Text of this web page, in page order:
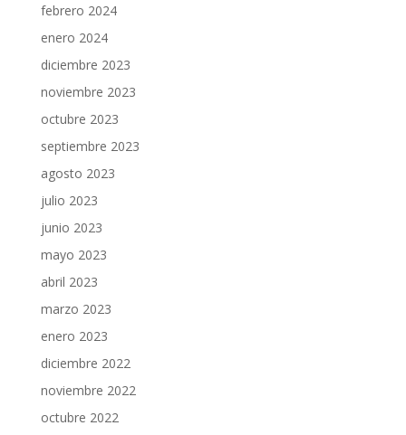
febrero 2024
enero 2024
diciembre 2023
noviembre 2023
octubre 2023
septiembre 2023
agosto 2023
julio 2023
junio 2023
mayo 2023
abril 2023
marzo 2023
enero 2023
diciembre 2022
noviembre 2022
octubre 2022